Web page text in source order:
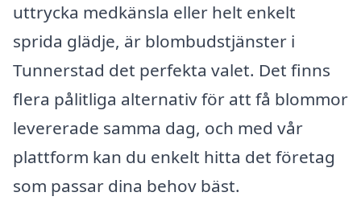
uttrycka medkänsla eller helt enkelt
sprida glädje, är blombudstjänster i
Tunnerstad det perfekta valet. Det finns
flera pålitliga alternativ för att få blommor
levererade samma dag, och med vår
plattform kan du enkelt hitta det företag
som passar dina behov bäst.